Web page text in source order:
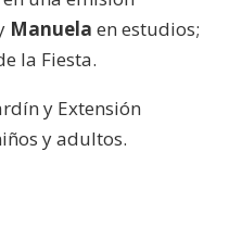
disminuir
el
Manuela en estudios;
la Fiesta.
y Extensión
y adultos.